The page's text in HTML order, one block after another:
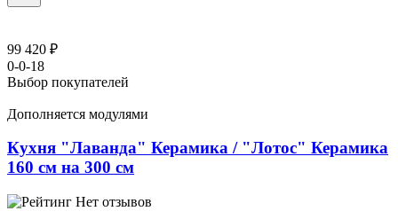
99 420 ₽
0-0-18
Выбор покупателей
Дополняется модулями
Кухня "Лаванда" Керамика / "Лотос" Керамика
160 см на 300 см
Нет отзывов